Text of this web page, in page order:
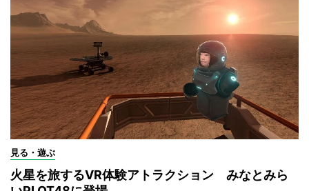
見る・遊ぶ
火星を旅するVR体験アトラクション みなとみら